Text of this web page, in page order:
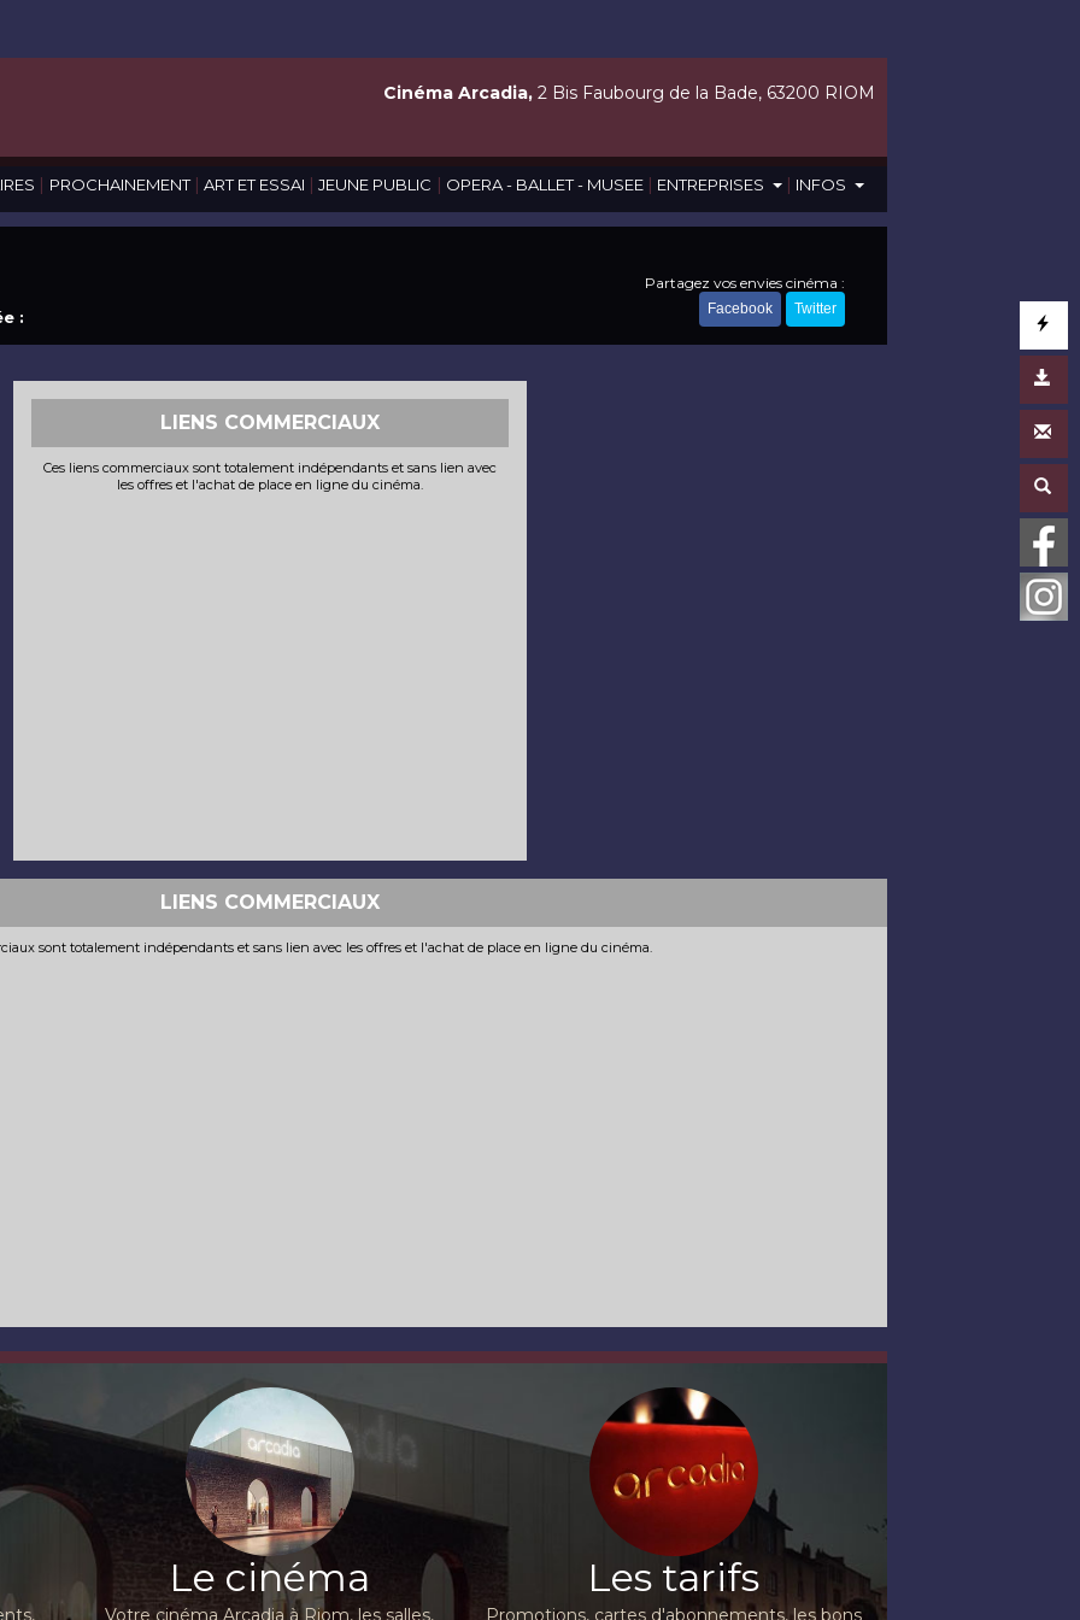
| PROCHAINEMENT | ART ET ESSAI | JEUNE PUBLIC | OPERA - BALLET - MUSEE | ENTREPRISES | INFOS
Cinéma Arcadia, 2 Bis Faubourg de la Bade, 63200 RIOM
:
Partagez vos envies cinéma :
Facebook Twitter
LIENS COMMERCIAUX
Ces liens commerciaux sont totalement indépendants et sans lien avec
les offres et l'achat de place en ligne du cinéma.
LIENS COMMERCIAUX
sont totalement indépendants et sans lien avec les offres et l'achat de place en ligne du cinéma.
Le cinéma
Votre cinéma Arcadia à Riom, les salles,
Les tarifs
Promotions, cartes d'abonnements, les bons